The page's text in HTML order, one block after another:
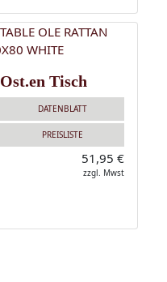
Ost.en Tisch
DATENBLATT
PREISLISTE
51,95 €
zzgl. Mwst